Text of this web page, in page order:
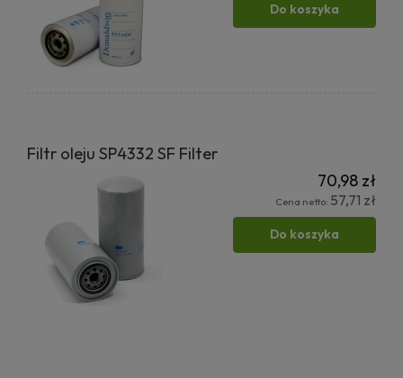
Do koszyka
Filtr oleju SP4332 SF Filter
70,98 zł
Cena netto: 57,71 zł
Do koszyka